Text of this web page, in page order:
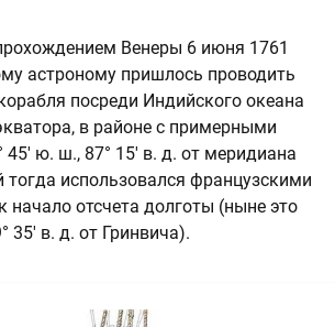
Венеры 6 июня 1761
астроному пришлось проводить
посреди Индийского океана
в районе с примерными
45' ю. ш., 87° 15' в. д. от меридиана
использовался французскими
начало отсчета долготы (ныне это
35' в. д. от Гринвича).